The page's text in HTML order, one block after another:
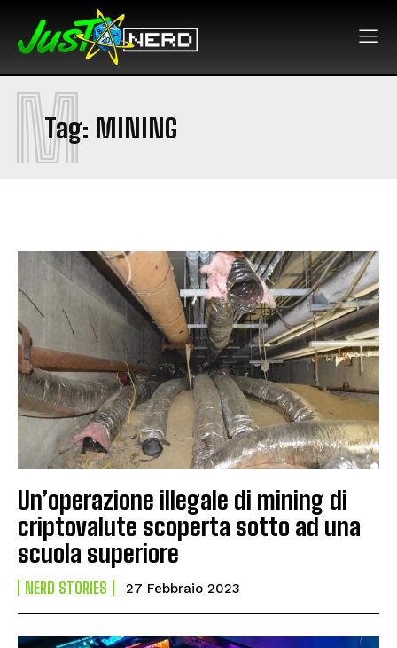
Tag: MINING
M
Un’operazione illegale di mining di
criptovalute scoperta sotto ad una
scuola superiore
NERD STORIES 27 Febbraio 2023